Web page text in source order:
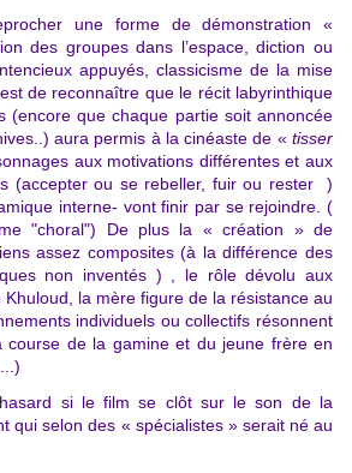
une forme de démonstration «
des groupes dans l’espace, diction ou
appuyés, classicisme de la mise
de reconnaître que le récit labyrinthique
(encore que chaque partie soit annoncée
aura permis à la cinéaste de « tisser
aux motivations différentes et aux
(accepter ou se rebeller, fuir ou rester )
interne- vont finir par se rejoindre. (
"choral") De plus la « création » de
assez composites (à la différence des
non inventés ) , le rôle dévolu aux
la mère figure de la résistance au
individuels ou collectifs résonnent
course de la gamine et du jeune frère en
si le film se clôt sur le son de la
qui selon des « spécialistes » serait né au